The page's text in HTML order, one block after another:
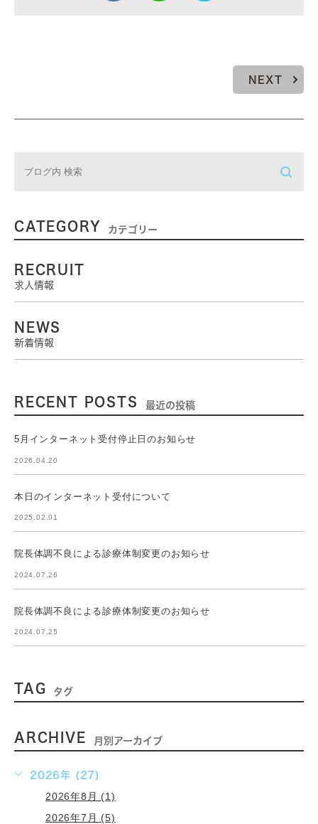
NEXT
CATEGORY カテゴリー
RECRUIT
求人情報
NEWS
新着情報
RECENT POSTS 最近の投稿
5月インターネット受付停止日のお知らせ
2026.04.20
本日のインターネット受付について
2025.02.01
院長体調不良による診療体制変更のお知らせ
2024.07.26
院長体調不良による診療体制変更のお知らせ
2024.07.25
TAG タグ
ARCHIVE 月別アーカイブ
2026年 (27)
2026年8月 (1)
2026年7月 (5)